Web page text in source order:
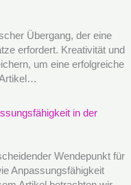
Übergang, der eine
erfordert. Kreativität und
um eine erfolgreiche
in der
Wendepunkt für
Anpassungsfähigkeit